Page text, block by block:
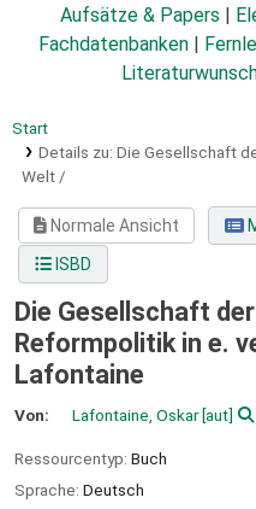
Aufsätze & Papers
Fachdatenbanken
Start
Details zu: Die Gesellschaft
Welt /
Normale Ansicht
ISBD
Die Gesellschaft
Reformpolitik in e.
Lafontaine
Von: Lafontaine, Oskar[aut]
Ressourcentyp: Buch
Sprache: Deutsch